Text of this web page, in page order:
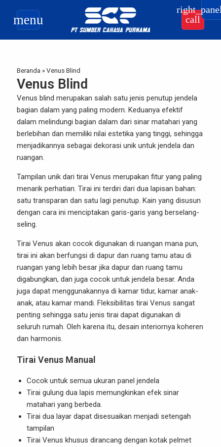
menu call
Beranda »Venus Blind
Venus Blind
Venus blind merupakan salah satu jenis penutup jendela
bagian dalam yang paling modern. Keduanya efektif
dalam melindungi bagian dalam dari sinar matahari yang
berlebihan dan memiliki nilai estetika yang tinggi, sehingga
menjadikannya sebagai dekorasi unik untuk jendela dan
ruangan.
Tampilan unik dari tirai Venus merupakan fitur yang paling
menarik perhatian. Tirai ini terdiri dari dua lapisan bahan:
satu transparan dan satu lagi penutup. Kain yang disusun
dengan cara ini menciptakan garis-garis yang berselang-
seling.
Tirai Venus akan cocok digunakan di ruangan mana pun,
tirai ini akan berfungsi di dapur dan ruang tamu atau di
ruangan yang lebih besar jika dapur dan ruang tamu
digabungkan, dan juga cocok untuk jendela besar. Anda
juga dapat menggunakannya di kamar tidur, kamar anak-
anak, atau kamar mandi. Fleksibilitas tirai Venus sangat
penting sehingga satu jenis tirai dapat digunakan di
seluruh rumah. Oleh karena itu, desain interiornya koheren
dan harmonis.
Tirai Venus Manual
Cocok untuk semua ukuran panel jendela
Tirai gulung dua lapis memungkinkan efek sinar
matahari yang berbeda.
Tirai dua layar dapat disesuaikan menjadi setengah
tampilan
Tirai Venus khusus dirancang dengan kotak pelmet